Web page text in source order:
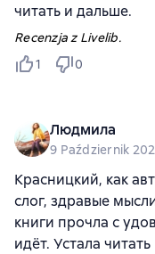
читать и дальше.
Recenzja z Livelib.
1
0
Людмила
9 Październik
Красницкий, как
слог, здравые
книги прочла с
идёт. Устала